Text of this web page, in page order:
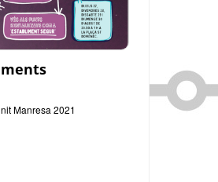
Manresa 2021